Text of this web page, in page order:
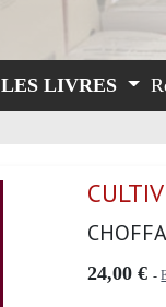
LES LIVRES
24,00 € -